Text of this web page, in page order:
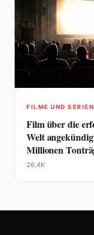
FILME UND SERIEN
Film über die
Welt
Millionen
26,4K